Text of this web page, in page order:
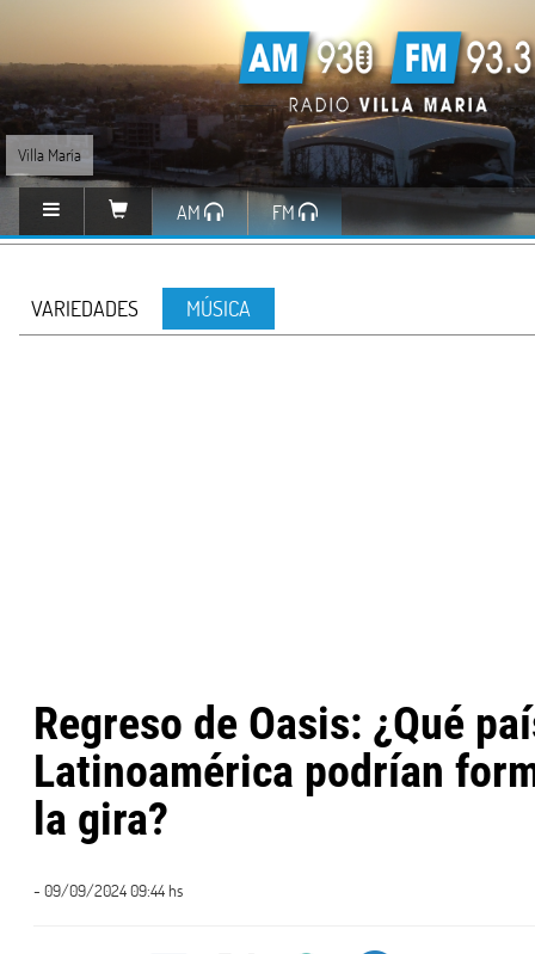
Villa María
AM FM
VARIEDADES MÚSICA
Regreso de Oasis: ¿Qué
Latinoamérica podrían
la gira?
- 09/09/2024 09:44 hs